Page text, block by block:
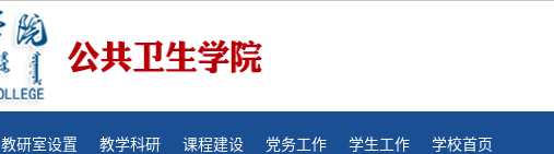
教研室设置 教学科研 课程建设 党务工作 学生工作 学校首页